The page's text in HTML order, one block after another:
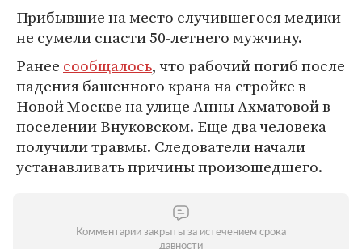
Прибывшие на место случившегося медики
не сумели спасти 50-летнего мужчину.
Ранее сообщалось, что рабочий погиб после
падения башенного крана на стройке в
Новой Москве на улице Анны Ахматовой в
поселении Внуковском. Еще два человека
получили травмы. Следователи начали
устанавливать причины произошедшего.
Комментарии закрыты за истечением срока
давности